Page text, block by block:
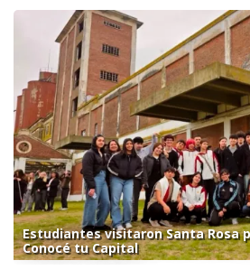
Estudiantes visitaron Santa Rosa
Conocé tu Capital